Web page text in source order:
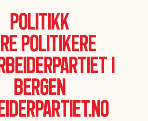
Politikk
politikere
i
Bergen